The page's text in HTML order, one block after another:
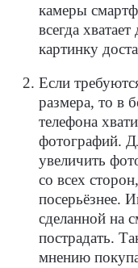
камеры
всегда
картинку
Если
размера, то в
телефона
фотографий.
увеличить
со всех
посерьёзнее.
сделанной на
пострадать.
мнению